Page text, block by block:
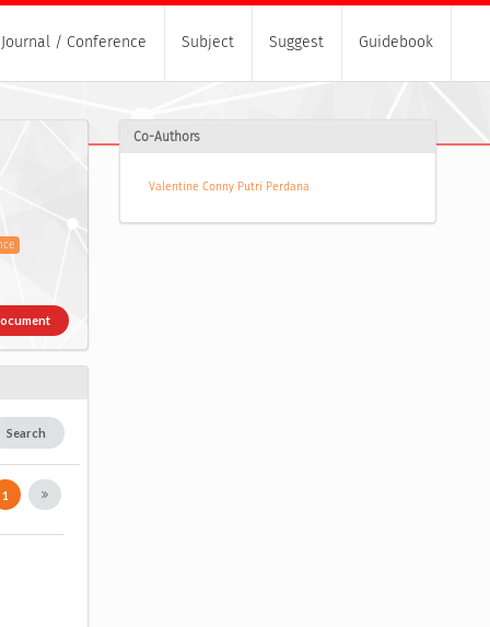
Journal / Conference Subject Suggest Guidebook
Search
1
Co-Authors
Valentine Conny Putri Perdana